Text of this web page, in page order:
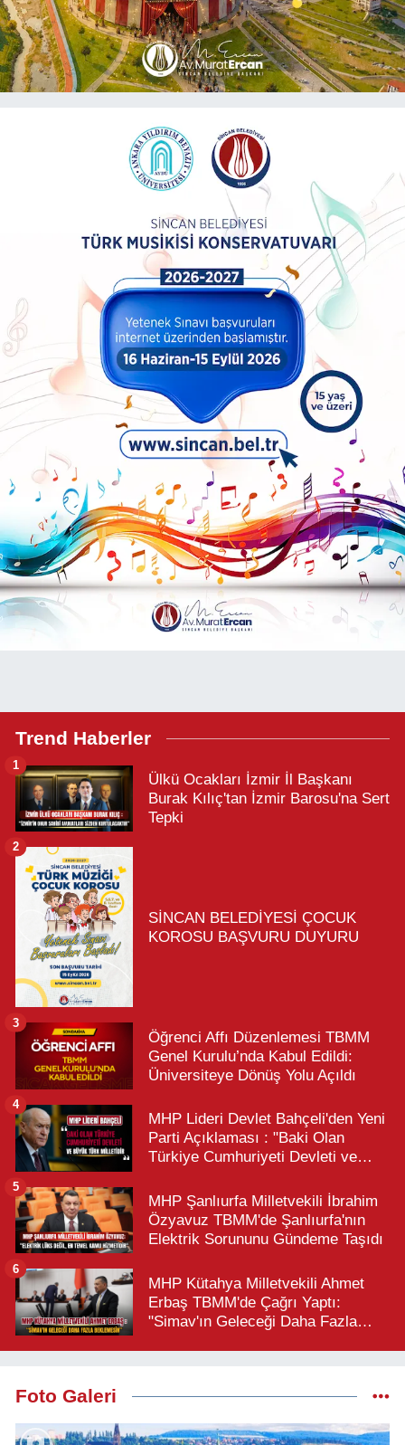
Trend Haberler
Ülkü Ocakları İzmir İl Başkanı
Burak Kılıç'tan İzmir Barosu'na Sert
Tepki
1
SİNCAN BELEDİYESİ ÇOCUK
KOROSU BAŞVURU DUYURU
2
Öğrenci Affı Düzenlemesi TBMM
Genel Kurulu’nda Kabul Edildi:
Üniversiteye Dönüş Yolu Açıldı
3
MHP Lideri Devlet Bahçeli'den Yeni
Parti Açıklaması : "Baki Olan
Türkiye Cumhuriyeti Devleti ve
4
MHP Şanlıurfa Milletvekili İbrahim
Özyavuz TBMM'de Şanlıurfa'nın
Elektrik Sorununu Gündeme Taşıdı
5
MHP Kütahya Milletvekili Ahmet
Erbaş TBMM'de Çağrı Yaptı:
"Simav'ın Geleceği Daha Fazla
6
Foto Galeri